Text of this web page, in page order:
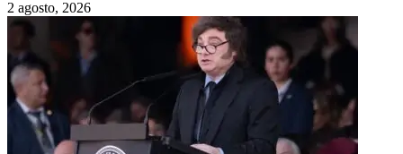
2 agosto, 2026